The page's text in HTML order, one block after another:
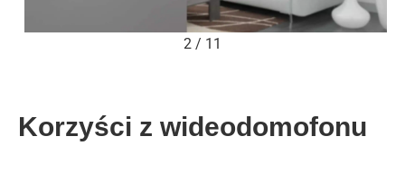
2 / 11
Korzyści z wideodomofonu